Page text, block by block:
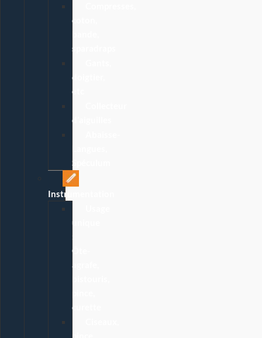
coton,
sparadraps
doigtier,
etc
d’aiguilles
Spéculum
Instrumentation
unique
Ôte-
agrafe,
curette